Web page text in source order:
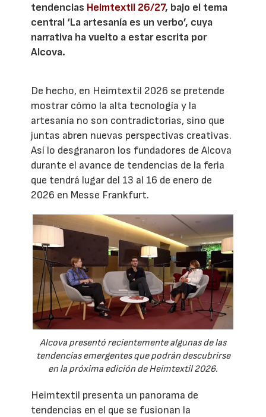
tendencias Heimtextil 26/27, bajo el tema
central ‘La artesanía es un verbo’, cuya
narrativa ha vuelto a estar escrita por
Alcova.
De hecho, en Heimtextil 2026 se pretende
mostrar cómo la alta tecnología y la
artesanía no son contradictorias, sino que
juntas abren nuevas perspectivas creativas.
Así lo desgranaron los fundadores de Alcova
durante el avance de tendencias de la feria
que tendrá lugar del 13 al 16 de enero de
2026 en Messe Frankfurt.
Alcova presentó recientemente algunas de las
tendencias emergentes que podrán descubrirse
en la próxima edición de Heimtextil 2026.
Heimtextil presenta un panorama de
tendencias en el que se fusionan la